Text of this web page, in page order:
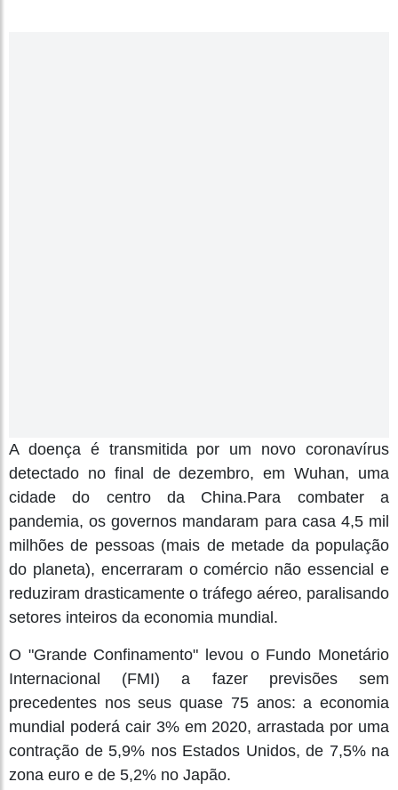
A doença é transmitida por um novo coronavírus
detectado no final de dezembro, em Wuhan, uma
cidade do centro da China.Para combater a
pandemia, os governos mandaram para casa 4,5 mil
milhões de pessoas (mais de metade da população
do planeta), encerraram o comércio não essencial e
reduziram drasticamente o tráfego aéreo, paralisando
setores inteiros da economia mundial.
O "Grande Confinamento" levou o Fundo Monetário
Internacional (FMI) a fazer previsões sem
precedentes nos seus quase 75 anos: a economia
mundial poderá cair 3% em 2020, arrastada por uma
contração de 5,9% nos Estados Unidos, de 7,5% na
zona euro e de 5,2% no Japão.